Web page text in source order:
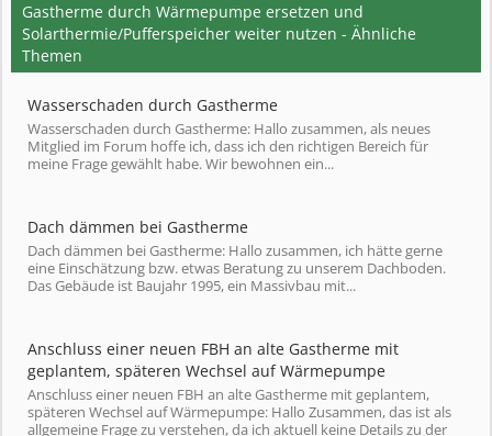
Gastherme durch Wärmepumpe ersetzen und
Solarthermie/Pufferspeicher weiter nutzen - Ähnliche
Themen
Wasserschaden durch Gastherme
Wasserschaden durch Gastherme: Hallo zusammen, als neues
Mitglied im Forum hoffe ich, dass ich den richtigen Bereich für
meine Frage gewählt habe. Wir bewohnen ein...
Dach dämmen bei Gastherme
Dach dämmen bei Gastherme: Hallo zusammen, ich hätte gerne
eine Einschätzung bzw. etwas Beratung zu unserem Dachboden.
Das Gebäude ist Baujahr 1995, ein Massivbau mit...
Anschluss einer neuen FBH an alte Gastherme mit
geplantem, späteren Wechsel auf Wärmepumpe
Anschluss einer neuen FBH an alte Gastherme mit geplantem,
späteren Wechsel auf Wärmepumpe: Hallo Zusammen, das ist als
allgemeine Frage zu verstehen, da ich aktuell keine Details zu der